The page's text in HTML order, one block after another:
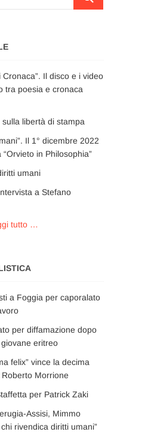
Il disco e i video
tra poesia e cronaca
libertà di stampa
Il 1° dicembre 2022
in Philosophia”
umani
a Stefano
tutto …
a Foggia per caporalato
per diffamazione dopo
eritreo
felix” vince la decima
Morrione
per Patrick Zaki
Assisi, Mimmo
rivendica diritti umani”